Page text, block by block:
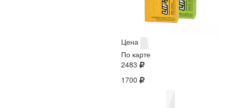
Цена
По карте
2483
1700